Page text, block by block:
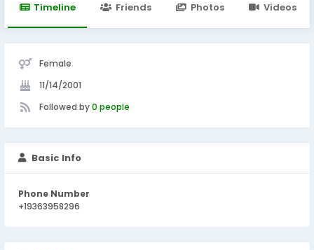
Timeline Friends Photos Videos
Female
11/14/2001
Followed by0 people
Basic Info
Phone Number
+19363958296